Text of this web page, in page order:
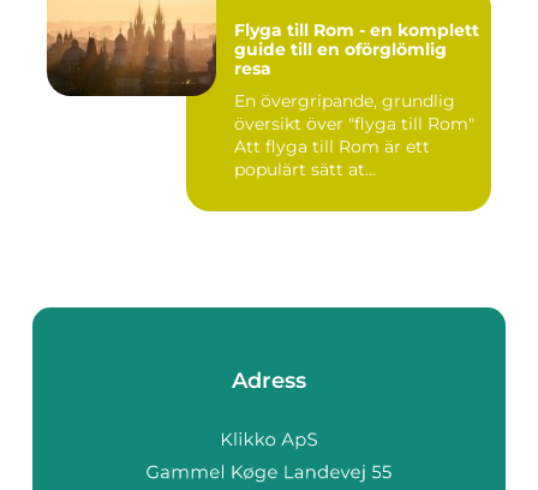
Flyga till Rom - en komplett
guide till en oförglömlig
resa
En övergripande, grundlig
översikt över "flyga till Rom"
Att flyga till Rom är ett
populärt sätt at...
Adress